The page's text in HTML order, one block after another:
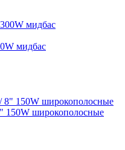
мидбас
150W широкополосные